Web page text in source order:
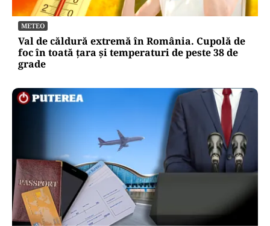
METEO
Val de căldură extremă în România. Cupolă de
foc în toată țara și temperaturi de peste 38 de
grade